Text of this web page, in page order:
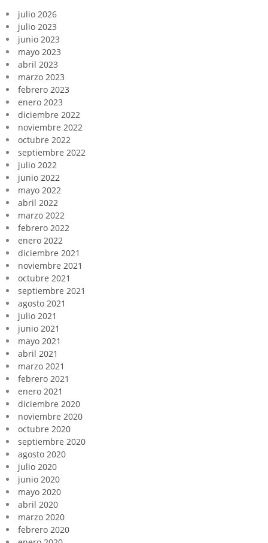
julio 2026
julio 2023
junio 2023
mayo 2023
abril 2023
marzo 2023
febrero 2023
enero 2023
diciembre 2022
noviembre 2022
octubre 2022
septiembre 2022
julio 2022
junio 2022
mayo 2022
abril 2022
marzo 2022
febrero 2022
enero 2022
diciembre 2021
noviembre 2021
octubre 2021
septiembre 2021
agosto 2021
julio 2021
junio 2021
mayo 2021
abril 2021
marzo 2021
febrero 2021
enero 2021
diciembre 2020
noviembre 2020
octubre 2020
septiembre 2020
agosto 2020
julio 2020
junio 2020
mayo 2020
abril 2020
marzo 2020
febrero 2020